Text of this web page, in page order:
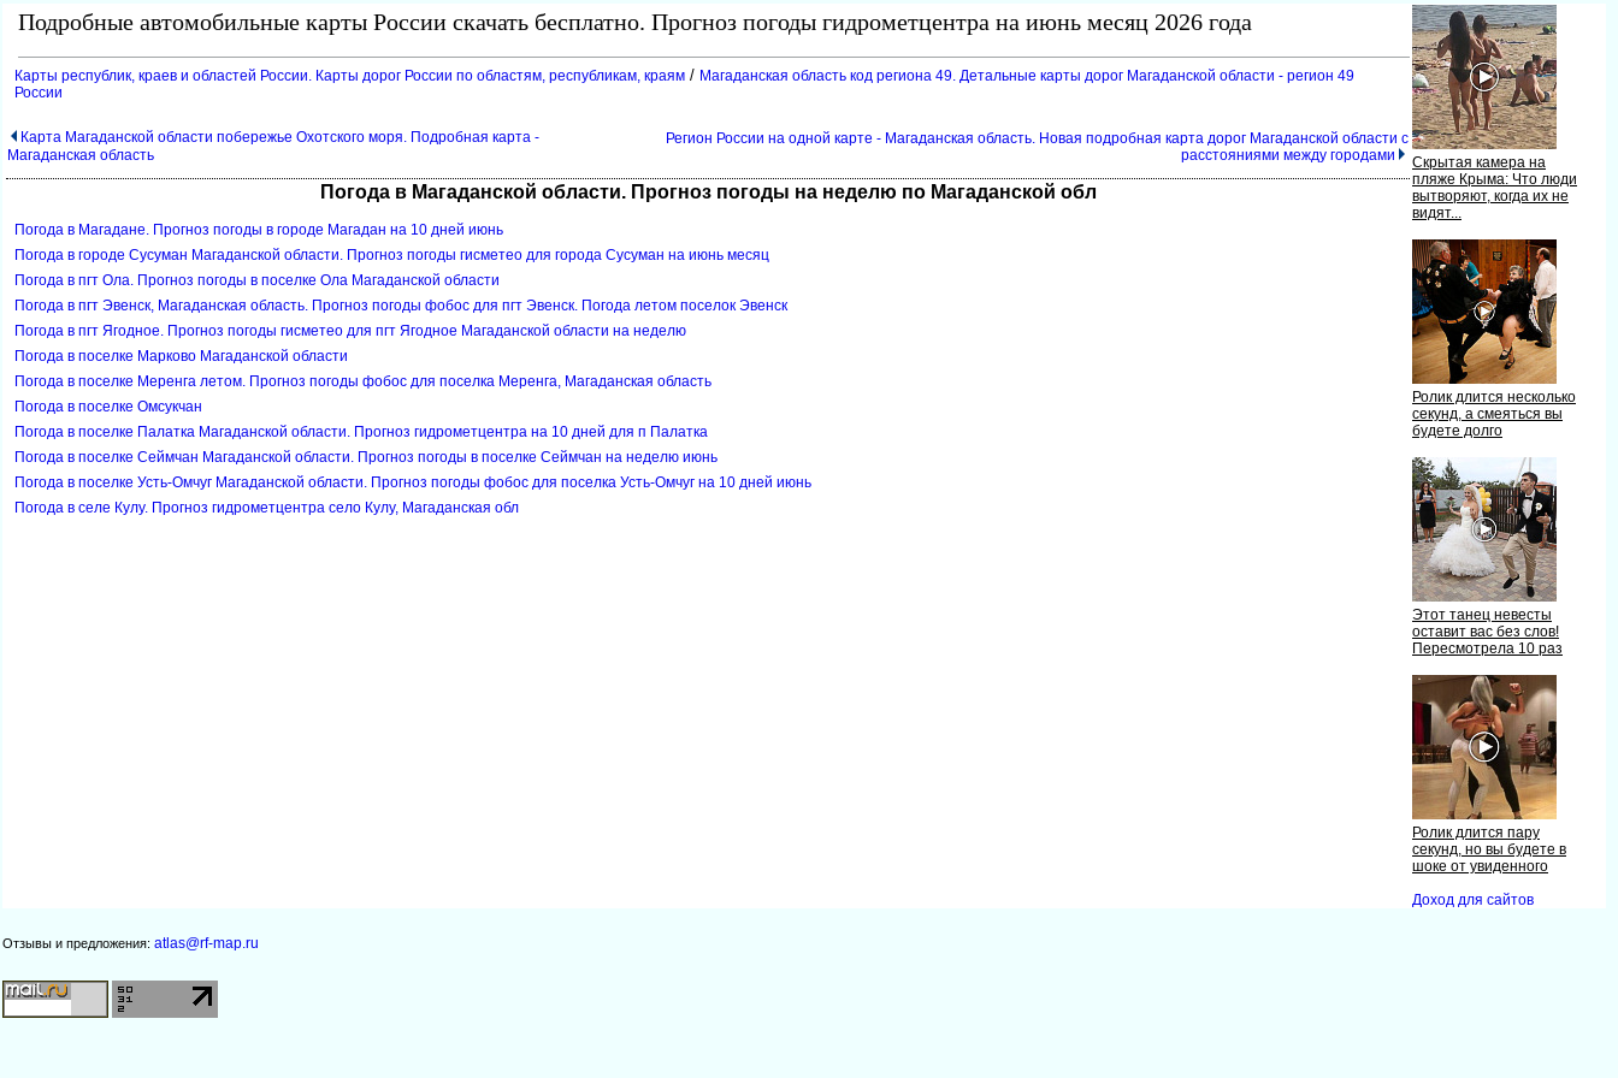
Скрытая камера на
пляже Крыма: Что люди
ытворяют, когда их не
идят...
Ролик длится несколько
секунд, а смеяться вы
удете долго
Этот танец невесты
оставит вас без слов!
Пересмотрела 10 раз
Ролик длится пару
секунд, но вы будете
шоке от увиденного
Доход для сайто
Подробные автомобильные карты России скачать бесплатно. Прогноз погоды гидрометцентра на июнь месяц 2026 года
Карты республик, краев и областей России. Карты дорог России по областям, республикам, краям / Магаданская область код региона 49. Детальные карты дорог Магаданской области - регион 49
России
Карта Магаданской области побережье Охотского моря. Подробная карта -
Магаданская область
Регион России на одной карте - Магаданская область. Новая подробная карта дорог Магаданской области с
расстояниями между городами
Погода в Магаданской области. Прогноз погоды на неделю по Магаданской обл
Погода в Магадане. Прогноз погоды в городе Магадан на 10 дней июнь
Погода в городе Сусуман Магаданской области. Прогноз погоды гисметео для города Сусуман на июнь месяц
Погода в пгт Ола. Прогноз погоды в поселке Ола Магаданской области
Погода в пгт Эвенск, Магаданская область. Прогноз погоды фобос для пгт Эвенск. Погода летом поселок Эвенск
Погода в пгт Ягодное. Прогноз погоды гисметео для пгт Ягодное Магаданской области на неделю
Погода в поселке Марково Магаданской области
Погода в поселке Меренга летом. Прогноз погоды фобос для поселка Меренга, Магаданская область
Погода в поселке Омсукчан
Погода в поселке Палатка Магаданской области. Прогноз гидрометцентра на 10 дней для п Палатка
Погода в поселке Сеймчан Магаданской области. Прогноз погоды в поселке Сеймчан на неделю июнь
Погода в поселке Усть-Омчуг Магаданской области. Прогноз погоды фобос для поселка Усть-Омчуг на 10 дней июнь
Погода в селе Кулу. Прогноз гидрометцентра село Кулу, Магаданская обл
Отзывы и предложения: atlas@rf-map.ru